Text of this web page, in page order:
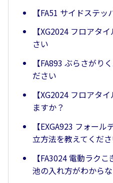
【FA51 サイドステ
【XG2024 フロアタ
さい
【FA893 ぶらさがり
ださい
【XG2024 フロアタ
ますか？
【EXGA923 フォー
立方法を教えてくだ
【FA3024 電動ラク
池の入れ方がわから